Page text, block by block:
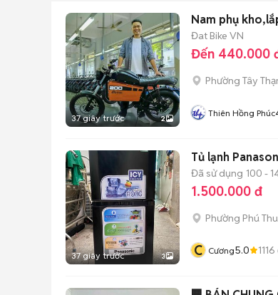
37 giây trước 2
Nam phụ
Đat Bike VN
Đến 440.000
Phường Tây
Thiên Hồng Phúc
37 giây trước 3
Tủ lạnh
Đã sử dụng 100 -
1.500.000 đ
Phường Phú
C Cương5.0 1116